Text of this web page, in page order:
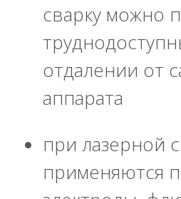
сварку можно
отдалении от
аппарата
при лазерной
применяются